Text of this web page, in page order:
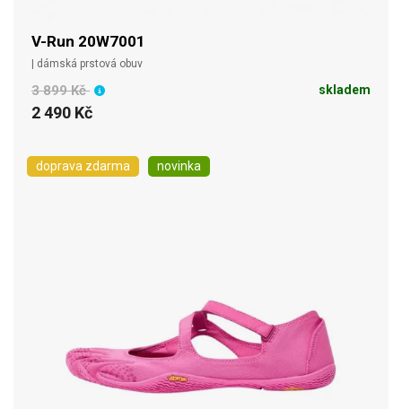
V-Run 20W7001
| dámská prstová obuv
3 899 Kč
2 490 Kč
skladem
doprava zdarma novinka